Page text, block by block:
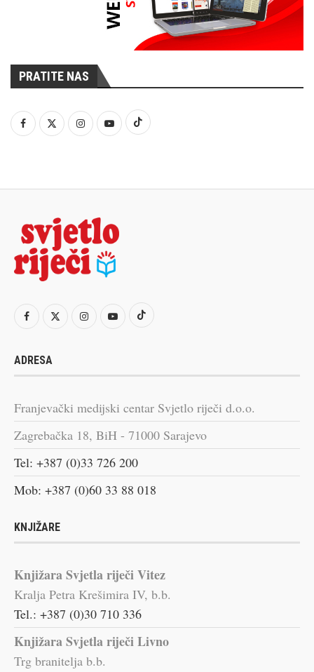
PRATITE NAS
ADRESA
Franjevački medijski centar Svjetlo riječi d.o.o.
Zagrebačka 18, BiH - 71000 Sarajevo
Tel: +387 (0)33 726 200
Mob: +387 (0)60 33 88 018
KNJIŽARE
Knjižara Svjetla riječi Vitez
Kralja Petra Krešimira IV, b.b.
Tel.: +387 (0)30 710 336
Knjižara Svjetla riječi Livno
Trg branitelja b.b.